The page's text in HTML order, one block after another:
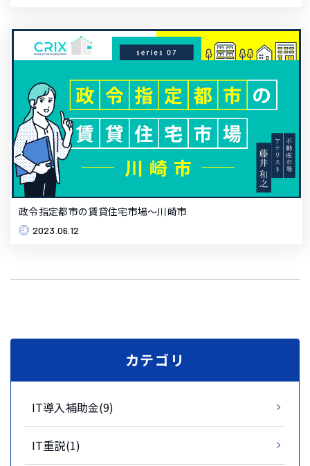
政令指定都市の賃貸住宅市場～川崎市
2023.06.12
カテゴリ
IT導入補助金(9)
IT重説(1)